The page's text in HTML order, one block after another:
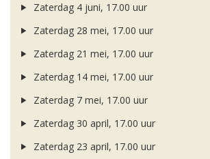
Zaterdag 4 juni, 17.00 uur
Zaterdag 28 mei, 17.00 uur
Zaterdag 21 mei, 17.00 uur
Zaterdag 14 mei, 17.00 uur
Zaterdag 7 mei, 17.00 uur
Zaterdag 30 april, 17.00 uur
Zaterdag 23 april, 17.00 uur